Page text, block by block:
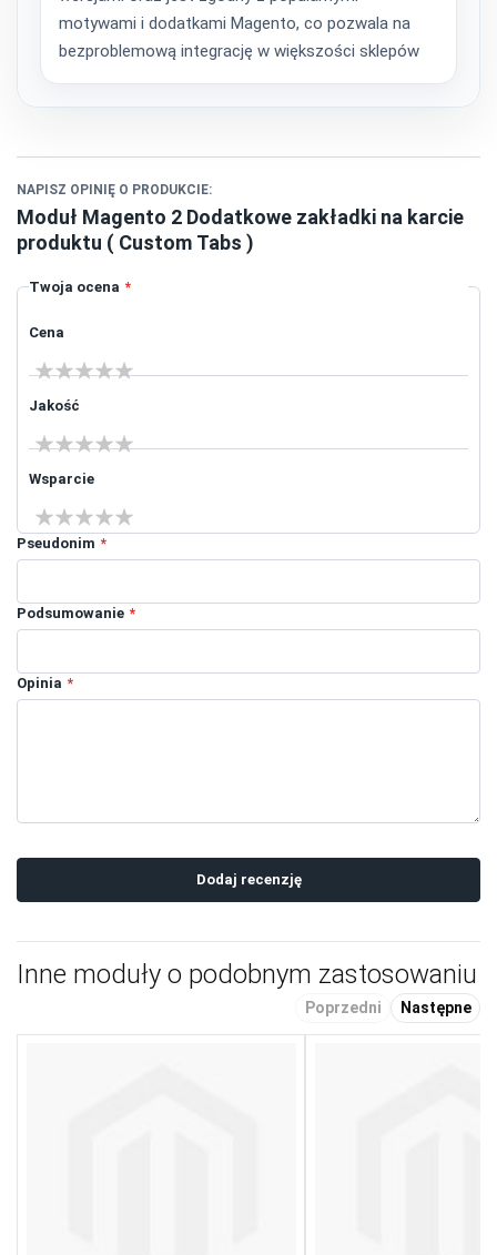
motywami i dodatkami Magento, co pozwala na
bezproblemową integrację w większości sklepów
NAPISZ OPINIĘ O PRODUKCIE:
Moduł Magento 2 Dodatkowe zakładki na karcie
produktu ( Custom Tabs )
Twoja ocena
Cena
1 star2 stars
3 stars
4 stars5 stars
Jakość
1 star2 stars
3 stars
4 stars5 stars
Wsparcie
1 star2 stars
3 stars
4 stars5 stars
Pseudonim
Podsumowanie
Opinia
Dodaj recenzję
Inne moduły o podobnym zastosowaniu
Poprzedni Następne